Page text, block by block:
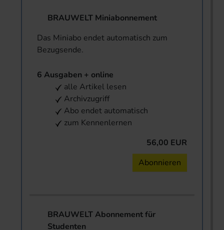
BRAUWELT Miniabonnement
Das Miniabo endet automatisch zum
Bezugsende.
6 Ausgaben + online
alle Artikel lesen
Archivzugriff
Abo endet automatisch
zum Kennenlernen
56,00 EUR
Abonnieren
BRAUWELT Abonnement für
Studenten